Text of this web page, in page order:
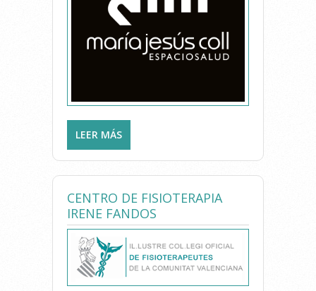
LEER MÁS
CENTRO DE FISIOTERAPIA
IRENE FANDOS